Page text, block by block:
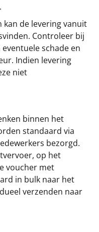
de levering vanuit
Controleer bij
schade en
Indien levering
niet
binnen het
standaard via
bezorgd.
op het
voucher met
in bulk naar het
verzenden naar